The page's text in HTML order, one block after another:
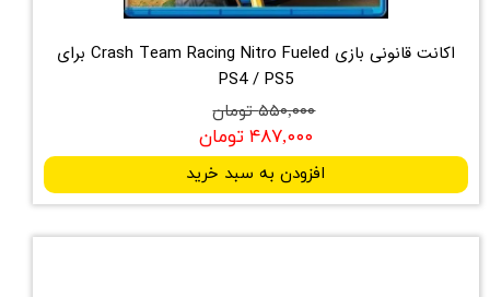
اکانت قانونی بازی Crash Team Racing Nitro Fueled برای
PS4 / PS5
۵۵۰,۰۰۰ تومان
۴۸۷,۰۰۰ تومان
افزودن به سبد خرید